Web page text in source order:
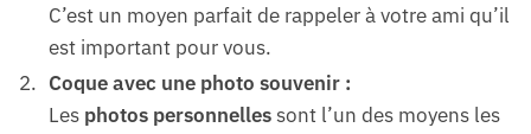
C’est un moyen parfait de rappeler à votre ami qu’il
est important pour vous.
Coque avec une photo souvenir :
Les photos personnellessont l’un des moyens les